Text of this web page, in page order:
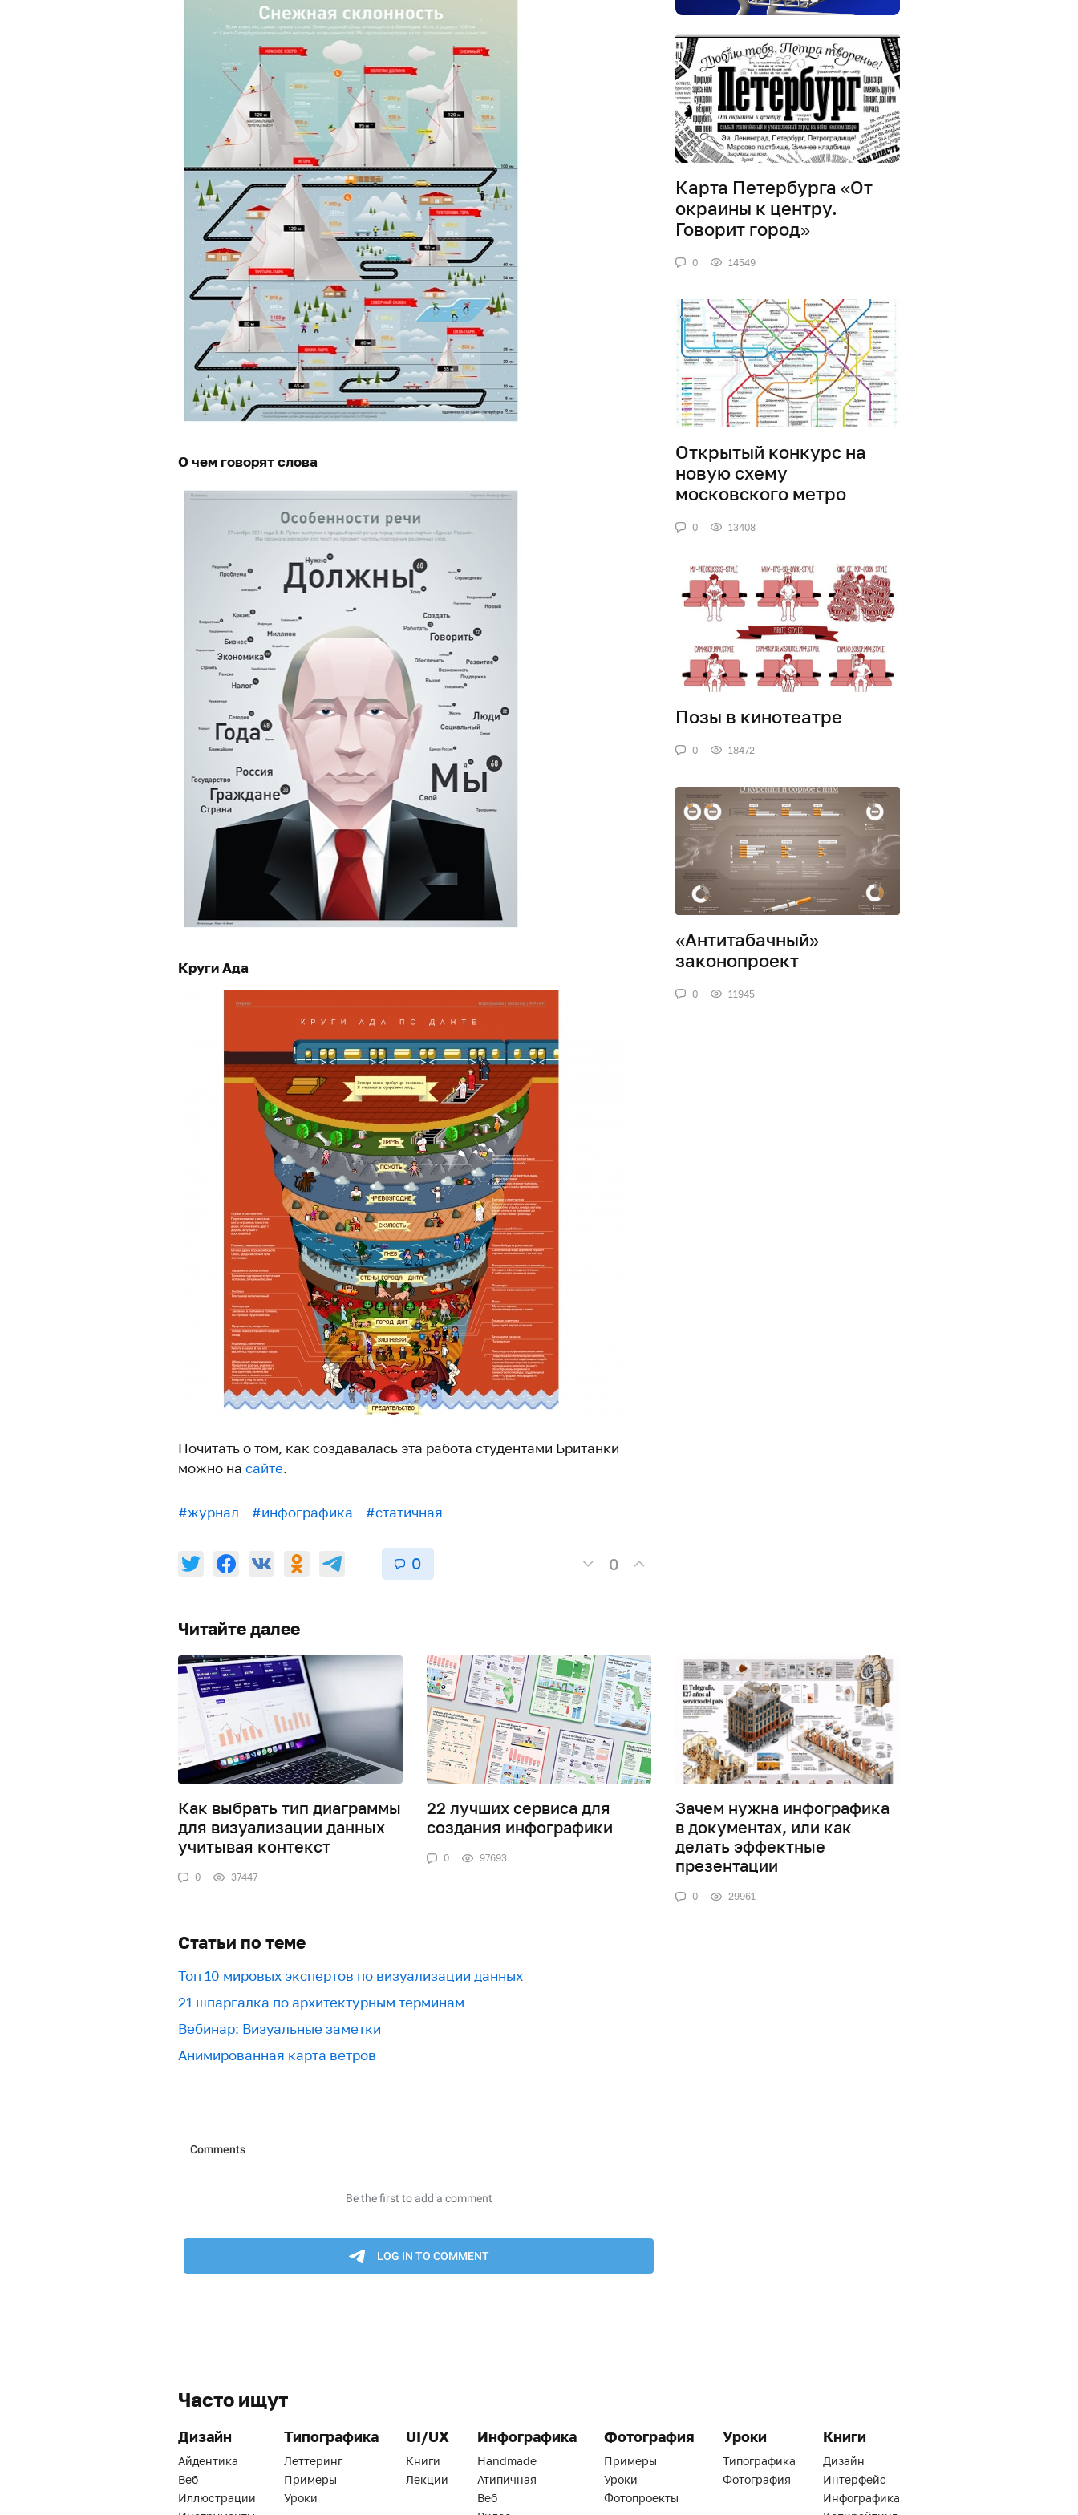
О чем говорят слова
Круги Ада
Почитать о том, как создавалась эта работа студентами Британки
можно на сайте.
#журнал #инфографика #статичная
0 0
Карта Петербурга «От
окраины к центру.
Говорит город»
0 14549
Открытый конкурс на
новую схему
московского метро
0 13408
Позы в кинотеатре
0 18472
«Антитабачный»
законопроект
0 11945
Читайте далее
Как выбрать тип диаграммы
для визуализации данных
учитывая контекст
0 37447
22 лучших сервиса для
создания инфографики
0 97693
Зачем нужна инфографика
в документах, или как
делать эффектные
презентации
0 29961
Статьи по теме
Топ 10 мировых экспертов по визуализации данных
21 шпаргалка по архитектурным терминам
Вебинар: Визуальные заметки
Анимированная карта ветров
Часто ищут
Дизайн
Айдентика
Веб
Иллюстрации
Типографика
Леттеринг
Примеры
Уроки
UI/UX
Книги
Лекции
Инфографика
Handmade
Атипичная
Веб
Фотография
Примеры
Уроки
Фотопроекты
Уроки
Типографика
Фотография
Книги
Дизайн
Интерфейс
Инфографика